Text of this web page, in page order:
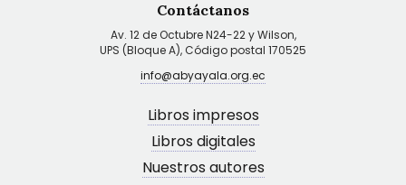
Contáctanos
Av. 12 de Octubre N24-22 y Wilson,
UPS (Bloque A), Código postal 170525
info@abyayala.org.ec
Libros impresos
Libros digitales
Nuestros autores